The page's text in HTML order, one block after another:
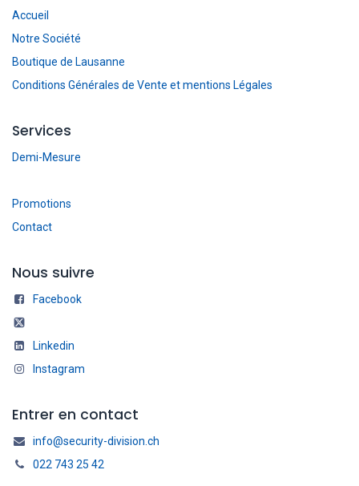
Accueil
Notre Société
Boutique de Lausanne
Conditions Générales de Vente et mentions Légales
Services
Demi-Mesure
Promotions
Contact
Nous suivre
Facebook
Linkedin
Instagram
Entrer en contact
info@security-division.ch
022 743 25 42